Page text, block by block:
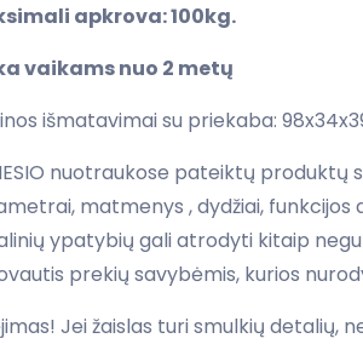
apkrova: 100kg.
vaikams nuo 2 metų
išmatavimai su priekaba:
nuotraukose pateiktų produktų
matmenys , dydžiai, funkcijos
ypatybių gali atrodyti kitaip
prekių savybėmis, kurios
Jei žaislas turi smulkių detalių,